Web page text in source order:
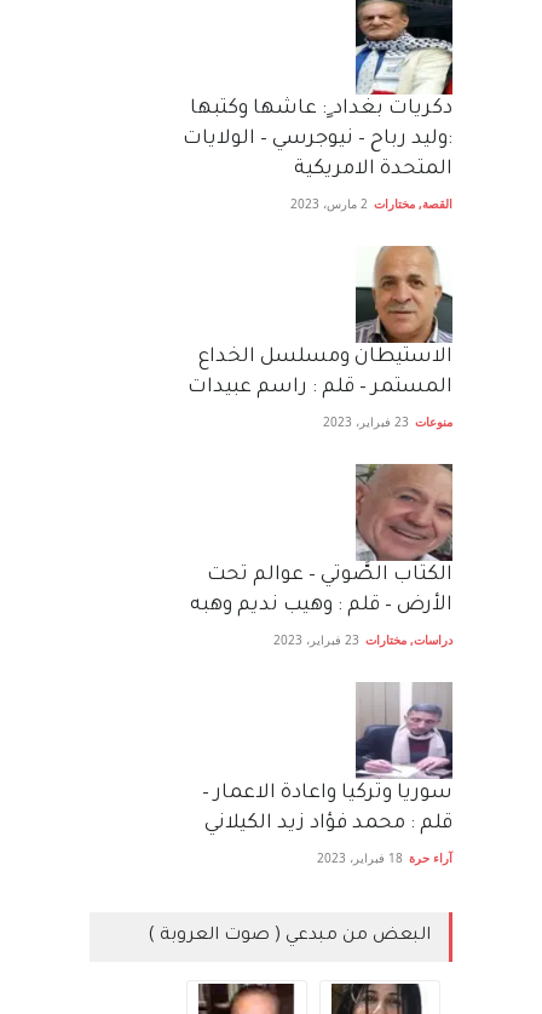
دكريات بغداد ٍ: عاشها وكتبها
:وليد رباح – نيوجرسي – الولايات
المتحدة الامريكية
القصة, مختارات 2 مارس، 2023
الاستيطان ومسلسل الخداع
المستمر – قلم : راسم عبيدات
منوعات 23 فبراير، 2023
الكتاب الصَّوتي – عوالم تحت
الأرض – قلم : وهيب نديم وهبه
دراسات, مختارات 23 فبراير، 2023
سوريا وتركيا واعادة الاعمار –
قلم : محمد فؤاد زيد الكيلاني
آراء حرة 18 فبراير، 2023
البعض من مبدعي ( صوت العروبة )